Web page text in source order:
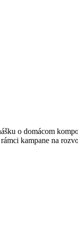
o domácom
kampane na